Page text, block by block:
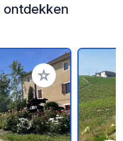
ontdekken
Voeg toe aan je